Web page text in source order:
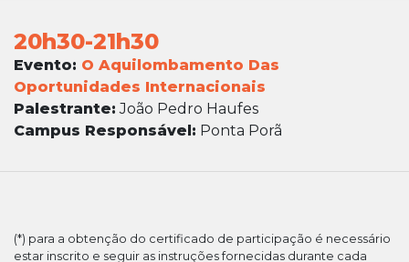
20h30-21h30
Evento: O Aquilombamento Das
Oportunidades Internacionais
Palestrante: João Pedro Haufes
Campus Responsável: Ponta Porã
(*) para a obtenção do certificado de participação é necessário
estar inscrito e seguir as instruções fornecidas durante cada